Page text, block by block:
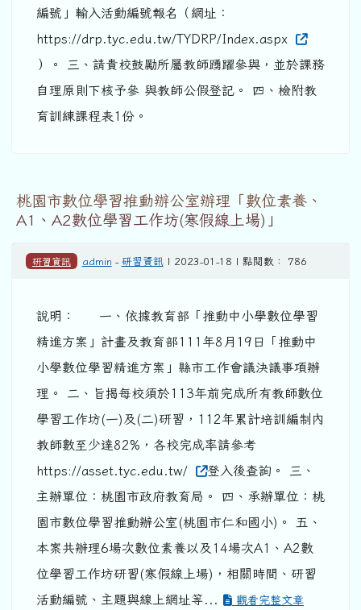
編號」輸入活動編號報名（網址：
https://drp.tyc.edu.tw/TYDRP/Index.aspx
）。 三、請貴校鼓勵所屬教師踴躍參與，並於課務
自理原則下核予參 與教師公假登記。 四、檢附教
育訓練課程表1份。
桃園市數位學習推動辦公室辦理「數位素養、
A1、A2數位學習工作坊(寒假線上場)」
研習資訊 admin - 研習資訊| 2023-01-18 | 點閱數： 786
說明： 一、依據教育部「推動中小學數位學習
精進方案」計畫及教育部111年8月19日「推動中
小學數位學習精進方案」縣市工作會議決議事項辦
理。 二、旨揭每校須於113年前完成所有教師數位
學習工作坊(一)及(二)研習，112年累計培訓編制內
教師數至少達82%，各校完成率請參考
https://asset.tyc.edu.tw/
登入後查詢。 三、
主辦單位：桃園市政府教育局。 四、承辦單位：桃
園市數位學習推動辦公室(桃園市仁和國小)。 五、
本案共辦理6場次數位素養以及14場次A1、A2數
位學習工作坊研習(寒假線上場)，相關時間、研習
活動編號、主題與線上網址等...
觀看完整文章